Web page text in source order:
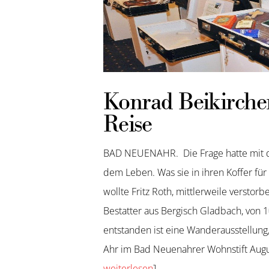
Konrad
Reise
BAD NEUENAHR. Die Frage hatte
dem Leben. Was sie in ihren Koffer
wollte Fritz Roth, mittlerweile
Bestatter aus Bergisch Gladbach, von
entstanden ist eine
Ahr im Bad Neuenahrer Wohnstift